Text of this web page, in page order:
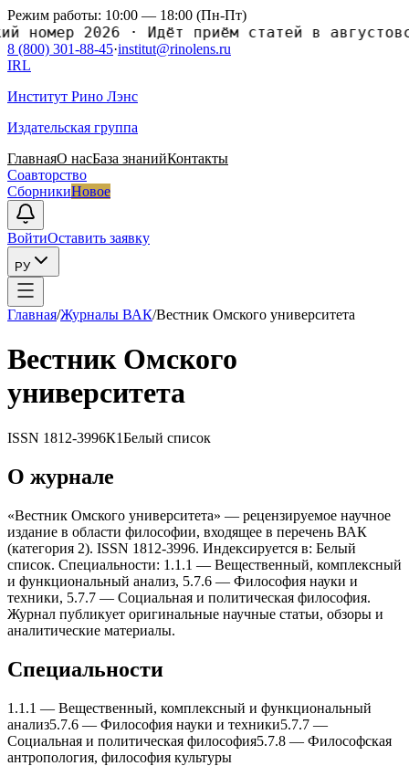
Режим работы: 10:00 — 18:00 (Пн-Пт)
2026·Идёт приём статей в
8 (800) 301-88-45·institut@rinolens.ru
IRL
Институт Рино Лэнс
Издательская группа
ГлавнаяО насБаза знанийКонтакты
Соавторство
СборникиНовое
ВойтиОставить заявку
РУ
Главная/Журналы ВАК/Вестник Омского университета
Вестник Омского
университета
ISSN 1812-3996К1Белый список
О журнале
«Вестник Омского университета» — рецензируемое научное
издание в области философии, входящее в перечень ВАК
(категория 2). ISSN 1812-3996. Индексируется в: Белый
список. Специальности: 1.1.1 — Вещественный, комплексный
и функциональный анализ, 5.7.6 — Философия науки и
теxники, 5.7.7 — Социальная и политическая философия.
Журнал публикует оригинальные научные статьи, обзоры и
аналитические материалы.
Специальности
1.1.1 — Вещественный, комплексный и функциональный
анализ5.7.6 — Философия науки и теxники5.7.7 —
Социальная и политическая философия5.7.8 — Философская
антропология, философия культуры